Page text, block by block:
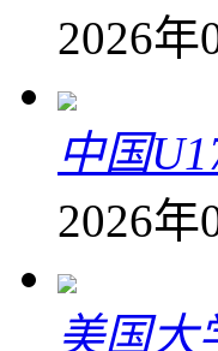
2026年
中国
2026年
美国大